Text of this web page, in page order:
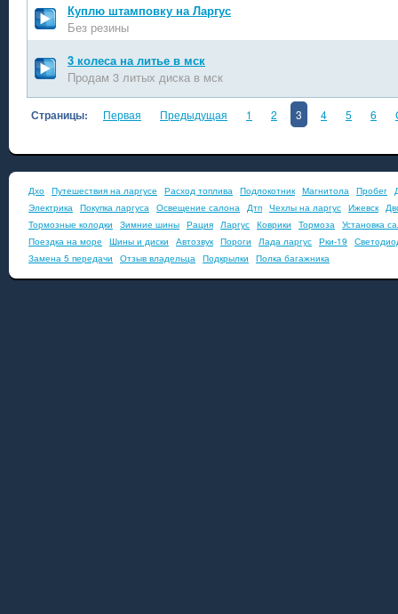
Куплю штамповку на Ларгус
Без резины
3 колеса на литье в мск
Продам 3 литых диска в мск
Страницы: Первая Предыдущая 1 2 3 4 5 6
Дхо Путешествия на ларгусе Расход топлива Подлокотник Магнитола Пробег
Электрика Покупка ларгуса Освещение салона Дтп Чехлы на ларгус Ижевск
Тормозные колодки
Зимние шины Рация Ларгус Коврики Тормоза Установка
Поездка на море
Шины и диски Автозвук Пороги Лада ларгус Рки-19
Замена 5 передачи
Отзыв владельца Подкрылки Полка багажника